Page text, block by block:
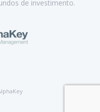
de investimento.